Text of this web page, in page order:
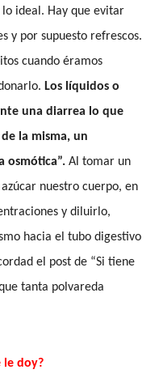
lo ideal. Hay que evitar
y por supuesto refrescos.
cuando éramos
Los líquidos o
una diarrea lo que
la misma, un
osmótica”. Al tomar un
nuestro cuerpo, en
y diluirlo,
hacia el tubo digestivo
el post de “Si tiene
tanta polvareda
le doy?